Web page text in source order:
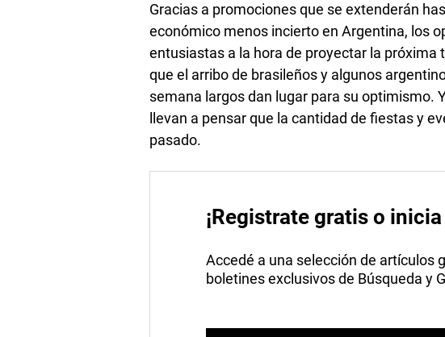
Gracias a promociones que se extenderán
económico menos incierto en Argentina, los
entusiastas a la hora de proyectar la próxima
que el arribo de brasileños y algunos
semana largos dan lugar para su optimismo.
llevan a pensar que la cantidad de fiestas y
pasado.
¡Registrate gratis o
Accedé a una selección de artículos
boletines exclusivos de Búsqueda y